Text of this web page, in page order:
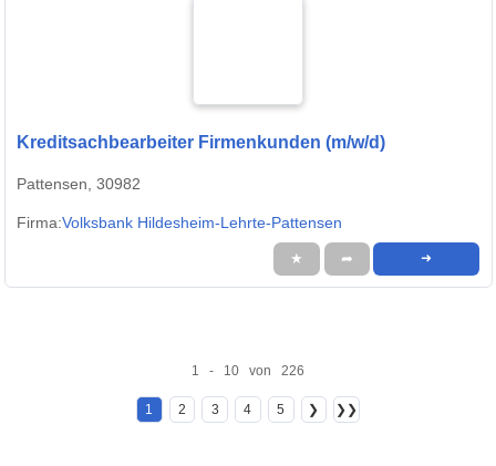
Kreditsachbearbeiter Firmenkunden (m/w/d)
Pattensen, 30982
Firma:Volksbank Hildesheim-Lehrte-Pattensen
★ ➦ ➜
1 - 10 von 226
1 2 3 4 5 ❯ ❯❯